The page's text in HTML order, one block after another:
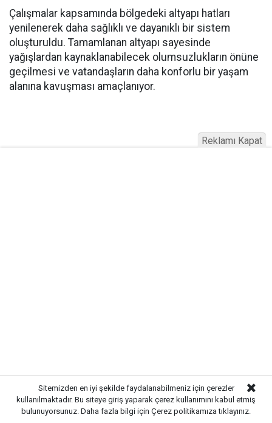
Çalışmalar kapsamında bölgedeki altyapı hatları
yenilenerek daha sağlıklı ve dayanıklı bir sistem
oluşturuldu. Tamamlanan altyapı sayesinde
yağışlardan kaynaklanabilecek olumsuzlukların önüne
geçilmesi ve vatandaşların daha konforlu bir yaşam
alanına kavuşması amaçlanıyor.
SIRADA YOL VE ÇEVRE
Sitemizden en iyi şekilde faydalanabilmeniz için çerezler
kullanılmaktadır. Bu siteye giriş yaparak çerez kullanımını kabul etmiş
bulunuyorsunuz. Daha fazla bilgi için Çerez politikamıza tıklayınız.
Reklamı Kapat